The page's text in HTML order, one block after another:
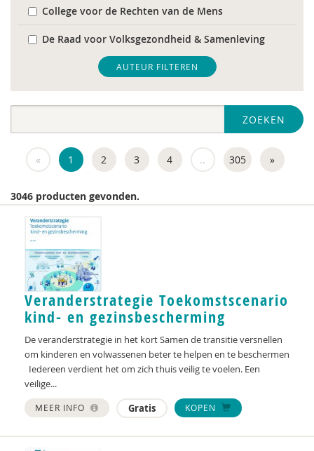
College voor de Rechten van de Mens
De Raad voor Volksgezondheid & Samenleving
Diversen
FEMA
GREVIO
het Regeringscommissariaat seksueel
grensoverschrijdend gedrag en seksueel geweld
huisarts
KNMG
Landelijk Kenniscentrum LVB
LIDIE
Maatschappelijk Impact Team
Mariëlle Bruning
AUTEUR FILTEREN
ZOEKEN
« 1 2 3 4 .. 305 »
3046 producten gevonden.
Veranderstrategie Toekomstscenario
kind- en gezinsbescherming
De veranderstrategie in het kort Samen de transitie versnellen
om kinderen en volwassenen beter te helpen en te beschermen
Iedereen verdient het om zich thuis veilig te voelen. Een
veilige...
MEER INFO Gratis KOPEN